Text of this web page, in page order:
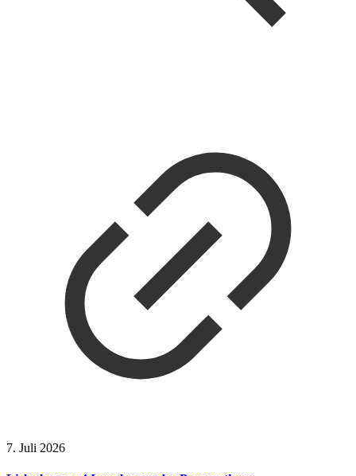
7. Juli 2026